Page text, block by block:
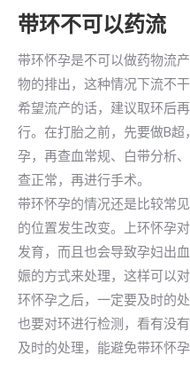
带环不可以药流
带环怀孕是不可以做药物流
物的排出，这种情况下流不
希望流产的话，建议取环后
行。在打胎之前，先要做B
孕，再查血常规、白带分析
查正常，再进行手术。
带环怀孕的情况还是比较常
的位置发生改变。上环怀孕
发育，而且也会导致孕妇出
娠的方式来处理，这样可以
环怀孕之后，一定要及时的
也要对环进行检测，看有没
及时的处理，能避免带环怀孕